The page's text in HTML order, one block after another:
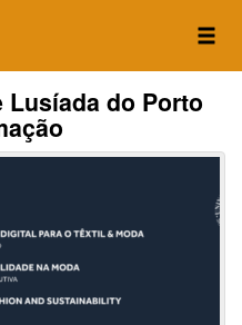
Lusíada do Porto